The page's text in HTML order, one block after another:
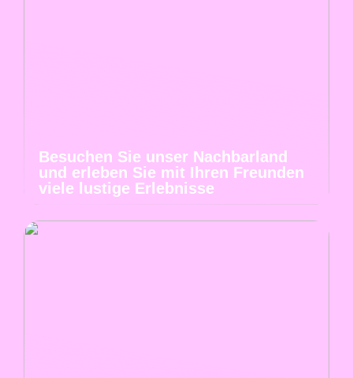
Besuchen Sie unser Nachbarland
und erleben Sie mit Ihren Freunden
viele lustige Erlebnisse